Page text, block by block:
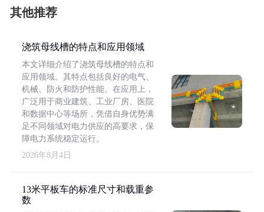
其他推荐
浇筑母线槽的特点和应用领域
本文详细介绍了浇筑母线槽的特点和
应用领域。其特点包括良好的电气、
机械、防火和防护性能。在应用上，
广泛用于商业建筑、工业厂房、医院
和数据中心等场所，凭借自身优势满
足不同领域对电力供应的高要求，保
障电力系统稳定运行。
2026年8月4日
13米平板车的标准尺寸和载重参
数